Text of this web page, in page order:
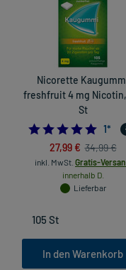
Nicorette
freshfruit 4 mg Nicotin,
St
5.0
1*
27,99 € 34,99 €
inkl. MwSt. Gratis-
innerhalb D.
Lieferbar
In den Warenkorb